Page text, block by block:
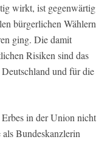
wirkt, ist gegenwärtig
bürgerlichen Wählern
ging. Die damit
Risiken sind das
und für die
Erbes in der Union nicht
Bundeskanzlerin